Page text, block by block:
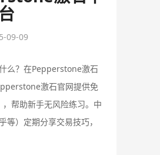
台
09-09
么？在Pepperstone激石
激石官网提供免
帮助新手无风险练习‌。中
等）定期分享交易技巧，